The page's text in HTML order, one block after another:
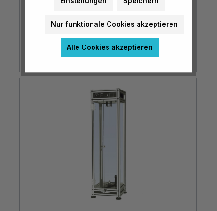
€ 32,90*
Nur funktionale Cookies akzeptieren
Alle Cookies akzeptieren